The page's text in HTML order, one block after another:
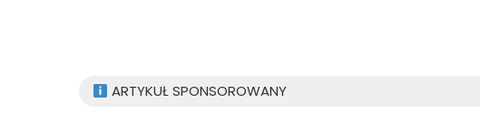
ARTYKUŁ SPONSOROWANY